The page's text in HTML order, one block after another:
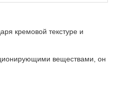
кремовой текстуре и
веществами, он